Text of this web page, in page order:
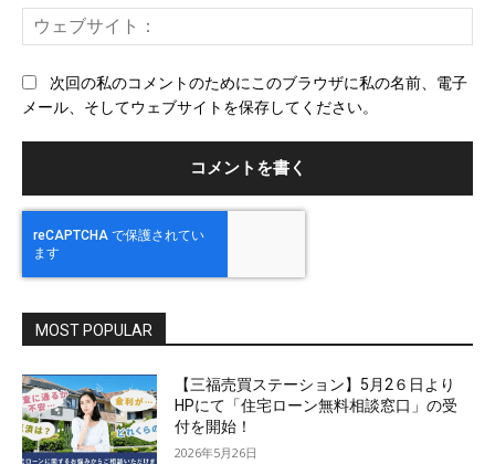
ー
ェ
次回の私のコメントのためにこのブラウザに私の名前、電子
メール、そしてウェブサイトを保存してください。
MOST POPULAR
【三福売買ステーション】5月2６日より
HPにて「住宅ローン無料相談窓口」の受
付を開始！
2026年5月26日